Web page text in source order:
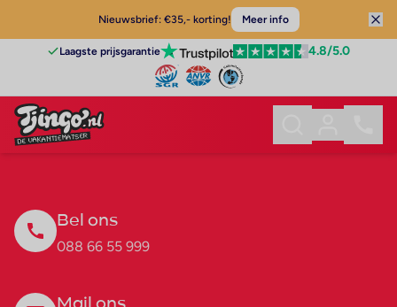
Nieuwsbrief: €35,- korting! Meer info
Laagste prijsgarantie 4.8/5.0
Bel ons
088 66 55 999